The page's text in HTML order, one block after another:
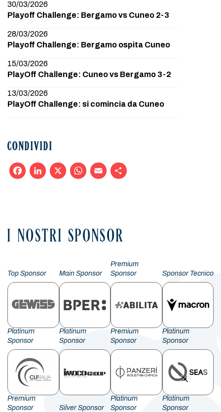
30/03/2026
Playoff Challenge: Bergamo vs Cuneo 2-3
28/03/2026
Playoff Challenge: Bergamo ospita Cuneo
15/03/2026
PlayOff Challenge: Cuneo vs Bergamo 3-2
13/03/2026
PlayOff Challenge: si comincia da Cuneo
CONDIVIDI
I NOSTRI SPONSOR
Top Sponsor Main Sponsor
Premium
Sponsor
Sponsor Tecnico
Platinum
Sponsor
Platinum
Sponsor
Premium
Sponsor
Platinum
Sponsor
Premium
Sponsor
Silver Sponsor
Platinum
Sponsor
Platinum
Sponsor